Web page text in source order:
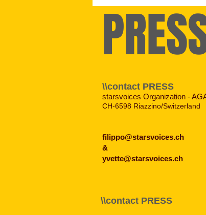
\\contact PRESS
starsvoices Organization -
CH-6598 Riazzino/Switzerland
filippo@starsvoices.ch
&
yvette@starsvoices.ch
\\contact PRESS